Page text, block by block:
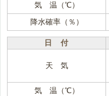
気 温（℃）
降水確率（％）
日 付
天 気
気 温（℃）